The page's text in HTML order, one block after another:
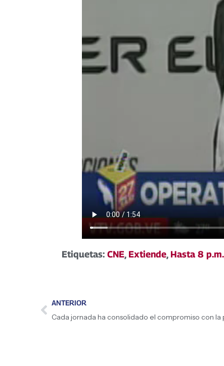
Etiquetas: CNE, Extiende, Hasta 8 p.m.
ANTERIOR
Cada jornada ha consolidado el compromiso con la